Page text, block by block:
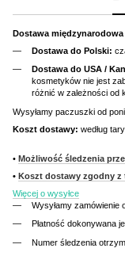
Dostawa
Dostawa do Polski:
Dostawa do USA /
kosmetyków nie jest
różnić w zależności od
Wysyłamy paczuszki od
Koszt dostawy: według
• Możliwość śledzenia
• Koszt dostawy zgodny z
Więcej o wysyłce
Wysyłamy zamówienie
Płatność dokonywana
Numer śledzenia